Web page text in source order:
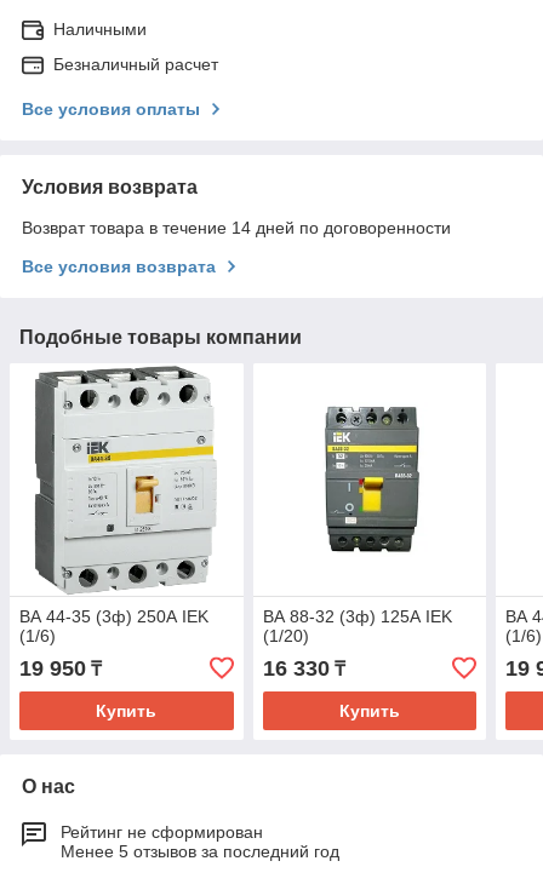
Наличными
Безналичный расчет
Все условия оплаты
Условия возврата
Возврат товара в течение 14 дней по договоренности
Все условия возврата
Подобные товары компании
ВА 44-35 (3ф) 250А IEK
(1/6)
19 950 ₸
Купить
ВА 88-32 (3ф) 125А IEK
(1/20)
16 330₸
Купить
ВА
(1/6)
19
О нас
Рейтинг не сформирован
Менее 5 отзывов за последний год